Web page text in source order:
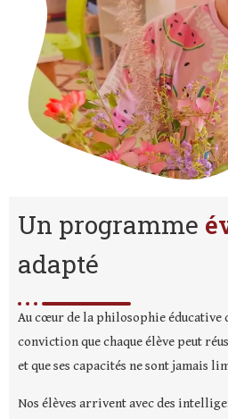
Un programme
adapté
Au cœur de la philosophie éducative
conviction que chaque élève peut
et que ses capacités ne sont jamais
Nos élèves arrivent avec des